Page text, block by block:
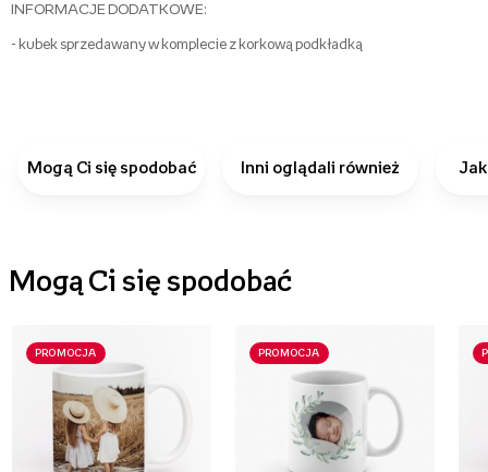
INFORMACJE DODATKOWE:
- kubek sprzedawany w komplecie z korkową podkładką
Mogą Ci się spodobać Inni oglądali również
Mogą Ci się spodobać
PROMOCJA PROMOCJA